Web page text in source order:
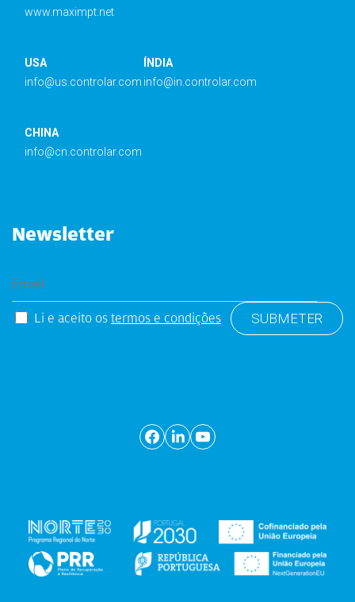
www.maximpt.net
USA
info@us.controlar.com
ÍNDIA
info@in.controlar.com
CHINA
info@cn.controlar.com
Newsletter
Li e aceito os termos e condições